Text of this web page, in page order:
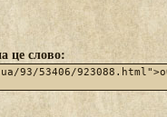
це слово: